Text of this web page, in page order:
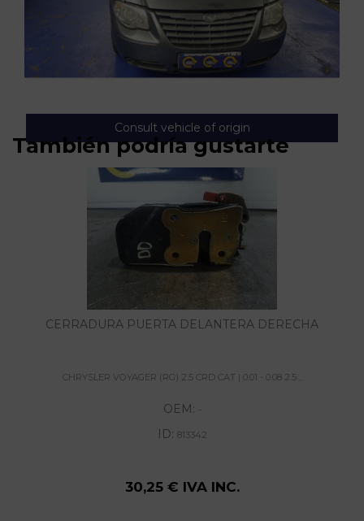
Consult vehicle of origin
También podría gustarte
CERRADURA PUERTA DELANTERA DERECHA
CHRYSLER VOYAGER (RG) 2.5 CRD CAT | 0.01 - 0.08 2.5...
OEM: -
ID: 813342
30,25 € IVA INC.